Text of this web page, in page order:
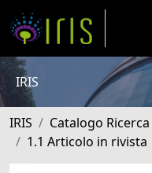
IRIS
IRIS Catalogo Ricerca
1.1 Articolo in rivista